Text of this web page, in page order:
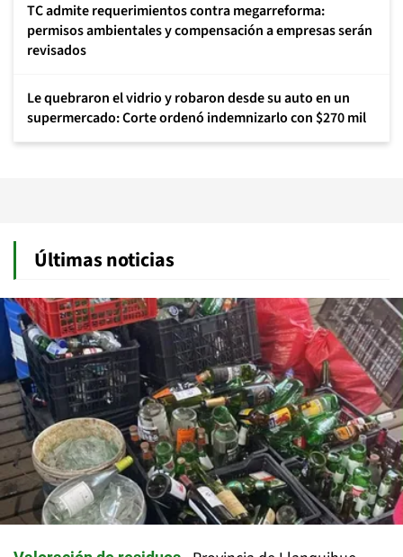
TC admite requerimientos contra megarreforma:
permisos ambientales y compensación a empresas serán
revisados
Le quebraron el vidrio y robaron desde su auto en un
supermercado: Corte ordenó indemnizarlo con $270 mil
Últimas noticias